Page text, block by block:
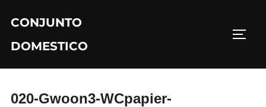
CONJUNTO
DOMESTICO
020-Gwoon3-WCpapier-